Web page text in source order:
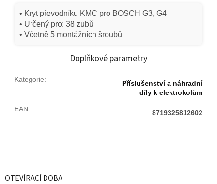
• Kryt převodníku KMC pro BOSCH G3, G4
• Určený pro: 38 zubů
• Včetně 5 montážních šroubů
Doplňkové parametry
Kategorie:
Příslušenství a náhradní
díly k elektrokolům
EAN: 8719325812602
Z
OTEVÍRACÍ DOBA